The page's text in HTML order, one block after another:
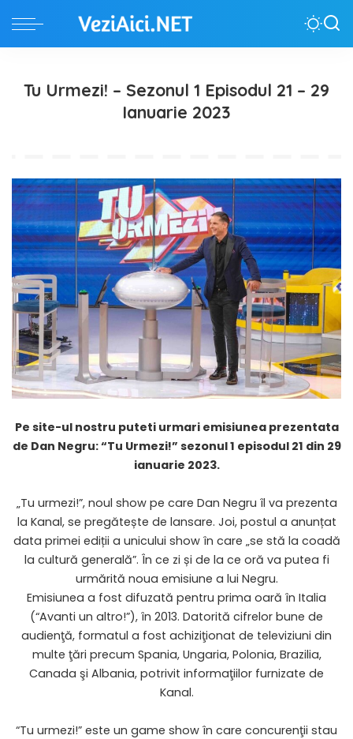
Tu Urmezi! – Sezonul 1 Episodul 21 – 29
Ianuarie 2023
Pe site-ul nostru puteti urmari emisiunea prezentata
de Dan Negru: “Tu Urmezi!” sezonul 1 episodul 21 din 29
ianuarie 2023.
„Tu urmezi!”, noul show pe care Dan Negru îl va prezenta
la Kanal, se pregătește de lansare. Joi, postul a anunțat
data primei ediții a unicului show în care „se stă la coadă
la cultură generală”. În ce zi și de la ce oră va putea fi
urmărită noua emisiune a lui Negru.
Emisiunea a fost difuzată pentru prima oară în Italia
(“Avanti un altro!”), în 2013. Datorită cifrelor bune de
audienţă, formatul a fost achiziţionat de televiziuni din
multe ţări precum Spania, Ungaria, Polonia, Brazilia,
Canada şi Albania, potrivit informaţiilor furnizate de
Kanal.
“Tu urmezi!” este un game show în care concurenţii stau